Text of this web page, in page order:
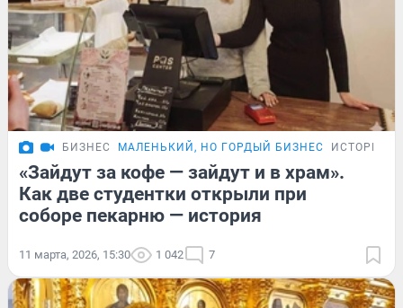
БИЗНЕС МАЛЕНЬКИЙ, НО ГОРДЫЙ БИЗНЕС ИСТОРИИ
«Зайдут за кофе — зайдут и в храм».
Как две студентки открыли при
соборе пекарню — история
11 марта, 2026, 15:30 1 042 7